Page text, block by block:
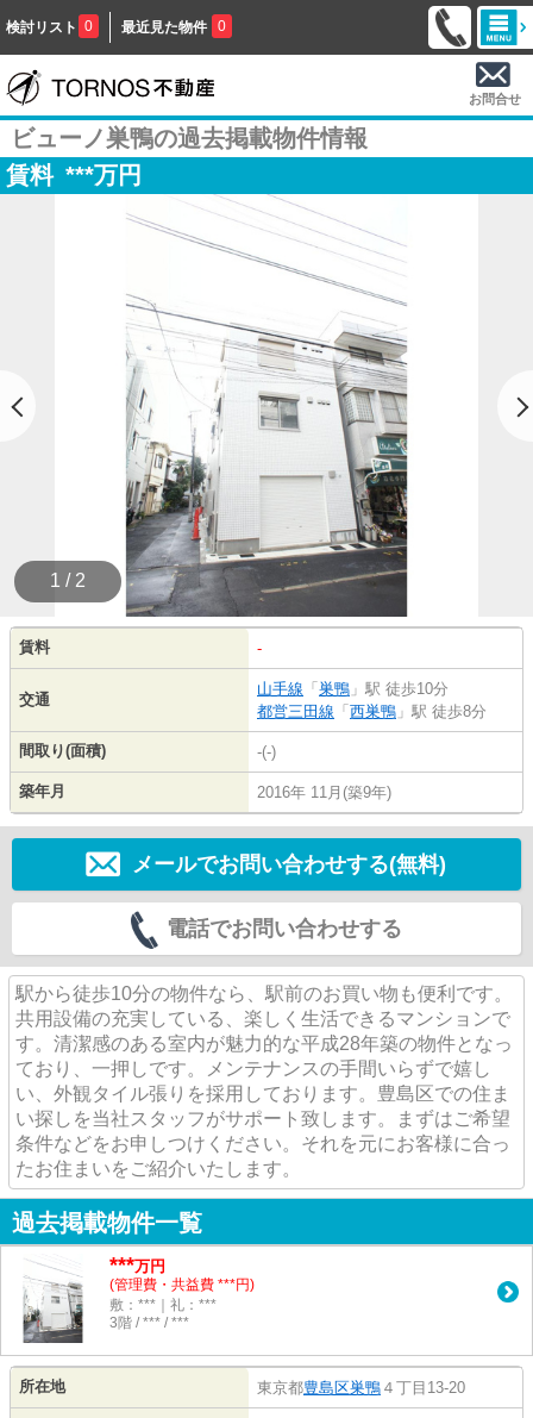
検討リスト 0 最近見た物件 0
お問合せ
ビューノ巣鴨の過去掲載物件情報
賃料 ***万円
1 / 2
賃料 -
交通
山手線 「 巣鴨 」駅 徒歩10分
都営三田線 「 西巣鴨 」駅 徒歩8分
間取り(面積) -(-)
築年月 2016年 11月(築9年)
メールでお問い合わせする(無料)
電話でお問い合わせする
駅から徒歩10分の物件なら、駅前のお買い物も便利です。
共用設備の充実している、楽しく生活できるマンションで
す。清潔感のある室内が魅力的な平成28年築の物件となっ
ており、一押しです。メンテナンスの手間いらずで嬉し
い、外観タイル張りを採用しております。豊島区での住ま
い探しを当社スタッフがサポート致します。まずはご希望
条件などをお申しつけください。それを元にお客様に合っ
たお住まいをご紹介いたします。
過去掲載物件一覧
***万円
(管理費・共益費 ***円)
敷：***｜礼：***
3階 / *** / ***
所在地 東京都豊島区巣鴨 ４丁目13-20